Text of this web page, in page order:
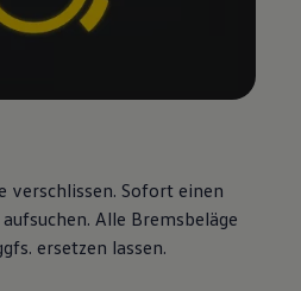
verschlissen. Sofort einen
Alle Bremsbeläge
ersetzen lassen.